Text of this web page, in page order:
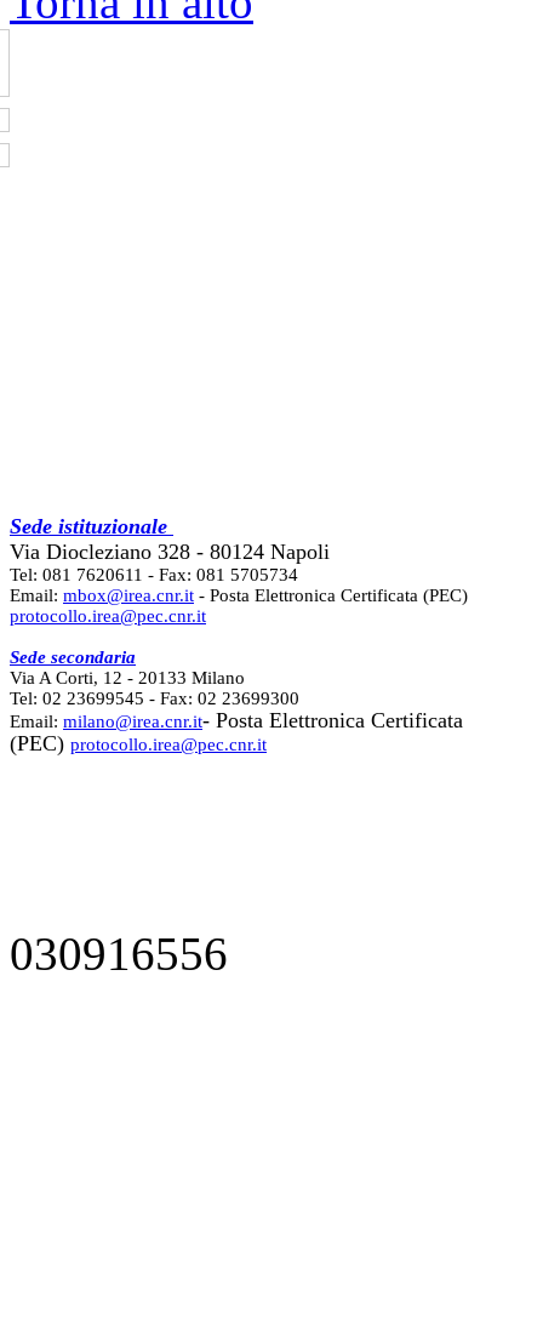
Sede istituzionale
Via Diocleziano 328 - 80124 Napoli
Tel: 081 7620611 - Fax: 081 5705734
Email: mbox@irea.cnr.it - Posta Elettronica Certificata (PEC)
protocollo.irea@pec.cnr.it
Sede secondaria
Via A Corti, 12 - 20133 Milano
Tel: 02 23699545 - Fax: 02 23699300
Email: milano@irea.cnr.it- Posta Elettronica Certificata
(PEC) protocollo.irea@pec.cnr.it
030916556